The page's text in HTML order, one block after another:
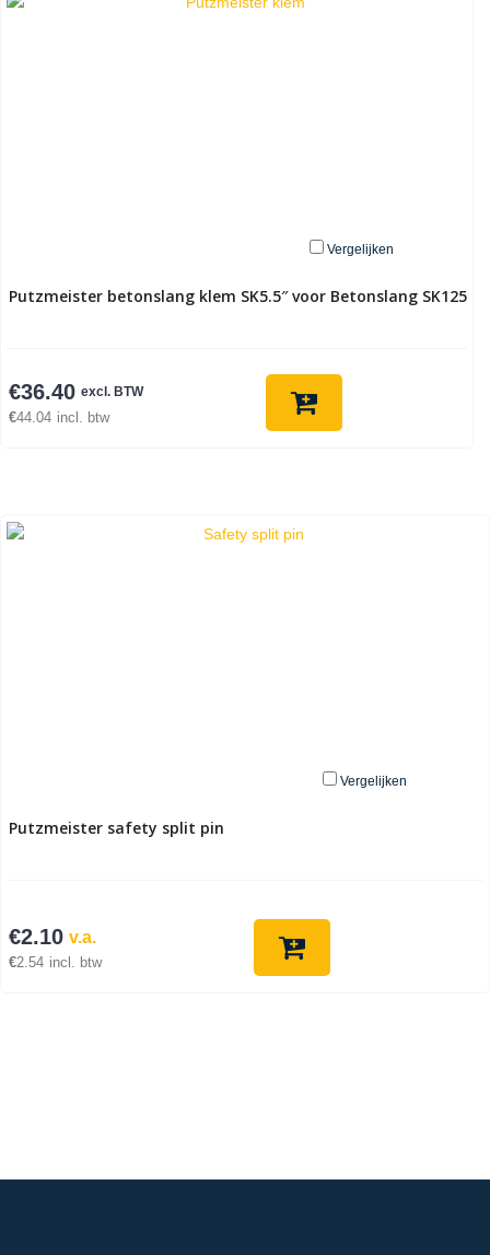
Vergelijken
Putzmeister betonslang klem SK5.5″ voor Betonslang SK125
€36.40 excl. BTW
€44.04 incl. btw
Vergelijken
Putzmeister safety split pin
v.a.
€2.10
€2.54 incl. btw